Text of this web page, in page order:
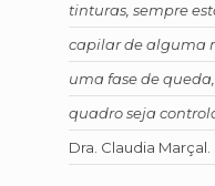
tinturas, sempre
capilar de alguma
uma fase de
quadro seja
Dra. Claudia Marçal.